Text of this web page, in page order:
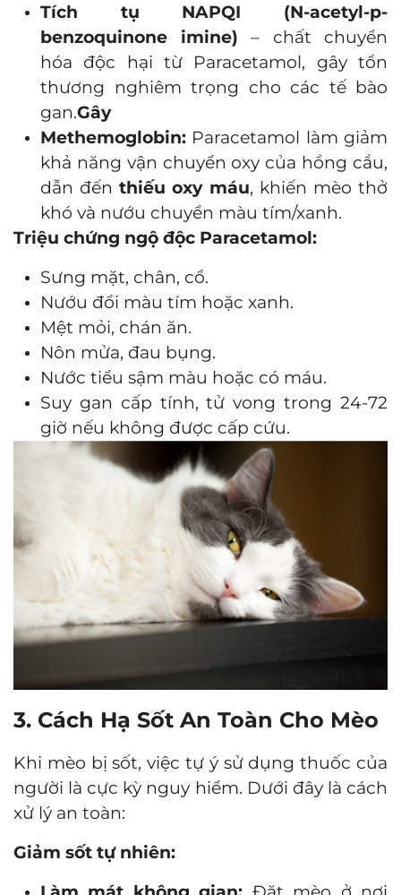
Tích tụ NAPQI (N-acetyl-p-
benzoquinone imine) – chất chuyển
hóa độc hại từ Paracetamol, gây tổn
thương nghiêm trọng cho các tế bào
gan.Gây
Methemoglobin: Paracetamol làm giảm
khả năng vận chuyển oxy của hồng cầu,
dẫn đếnthiếu oxy máu, khiến mèo thở
khó và nướu chuyển màu tím/xanh.
Triệu chứng ngộ độc Paracetamol:
Sưng mặt, chân, cổ.
Nướu đổi màu tím hoặc xanh.
Mệt mỏi, chán ăn.
Nôn mửa, đau bụng.
Nước tiểu sậm màu hoặc có máu.
Suy gan cấp tính, tử vong trong 24-72
giờ nếu không được cấp cứu.
3. Cách Hạ Sốt An Toàn Cho Mèo
Khi mèo bị sốt, việc tự ý sử dụng thuốc của
người là cực kỳ nguy hiểm. Dưới đây là cách
xử lý an toàn:
Giảm sốt tự nhiên: